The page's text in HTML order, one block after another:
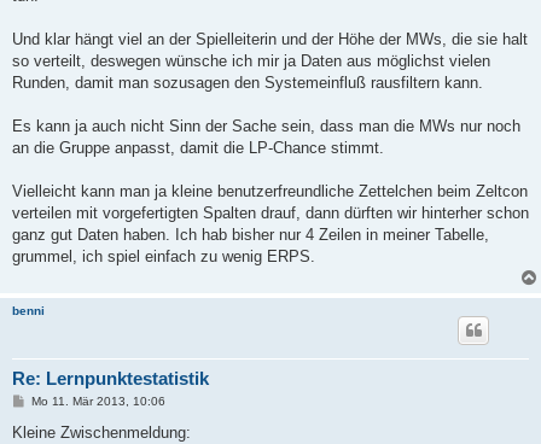
Und klar hängt viel an der Spielleiterin und der Höhe der MWs, die sie halt
so verteilt, deswegen wünsche ich mir ja Daten aus möglichst vielen
Runden, damit man sozusagen den Systemeinfluß rausfiltern kann.
Es kann ja auch nicht Sinn der Sache sein, dass man die MWs nur noch
an die Gruppe anpasst, damit die LP-Chance stimmt.
Vielleicht kann man ja kleine benutzerfreundliche Zettelchen beim Zeltcon
verteilen mit vorgefertigten Spalten drauf, dann dürften wir hinterher schon
ganz gut Daten haben. Ich hab bisher nur 4 Zeilen in meiner Tabelle,
grummel, ich spiel einfach zu wenig ERPS.
benni
Re: Lernpunktestatistik
B
i
Mo 11. Mär 2013, 10:06
Kleine Zwischenmeldung: